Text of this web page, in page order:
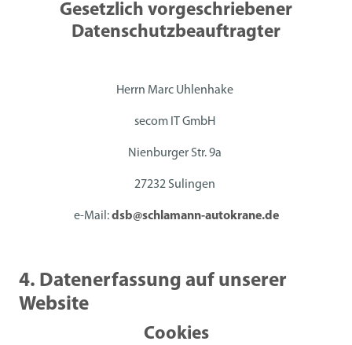
Gesetzlich vorgeschriebener
Datenschutzbeauftragter
Herrn Marc Uhlenhake
secom IT GmbH
Nienburger Str. 9a
27232 Sulingen
e-Mail:dsb@schlamann-autokrane.de
4. Datenerfassung auf unserer
Website
Cookies